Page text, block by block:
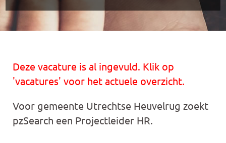
Deze vacature is al ingevuld. Klik op
'vacatures' voor het actuele overzicht.
Voor gemeente Utrechtse Heuvelrug zoekt
pzSearch een Projectleider HR.